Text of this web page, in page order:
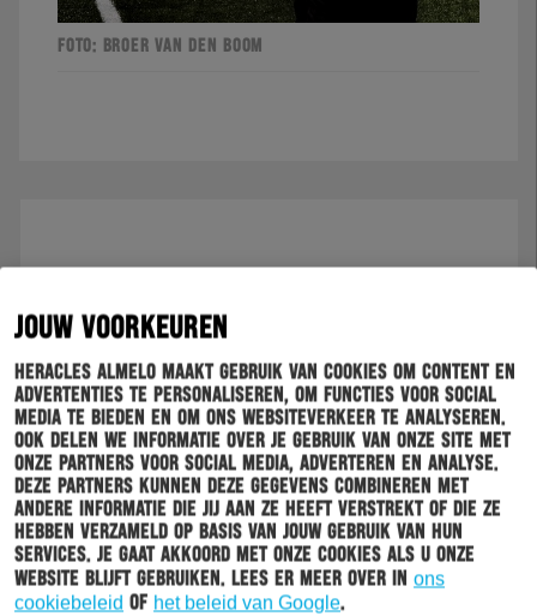
JOUW VOORKEUREN
Heracles Almelo maakt gebruik van cookies om content en
advertenties te personaliseren, om functies voor social
media te bieden en om ons websiteverkeer te analyseren.
Ook delen we informatie over je gebruik van onze site met
onze partners voor social media, adverteren en analyse.
Deze partners kunnen deze gegevens combineren met
andere informatie die jij aan ze heeft verstrekt of die ze
hebben verzameld op basis van jouw gebruik van hun
services. Je gaat akkoord met onze cookies als u onze
website blijft gebruiken. Lees er meer over in ons
cookiebeleid of het beleid van Google.
FOTO: BROER VAN DEN BOOM